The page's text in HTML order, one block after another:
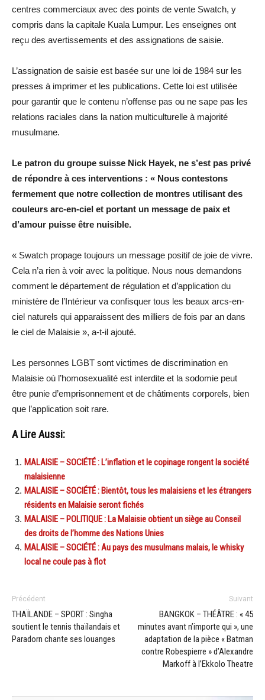
centres commerciaux avec des points de vente Swatch, y
compris dans la capitale Kuala Lumpur. Les enseignes ont
reçu des avertissements et des assignations de saisie.
L’assignation de saisie est basée sur une loi de 1984 sur les
presses à imprimer et les publications. Cette loi est utilisée
pour garantir que le contenu n’offense pas ou ne sape pas les
relations raciales dans la nation multiculturelle à majorité
musulmane.
Le patron du groupe suisse Nick Hayek, ne s’est pas privé
de répondre à ces interventions : « Nous contestons
fermement que notre collection de montres utilisant des
couleurs arc-en-ciel et portant un message de paix et
d’amour puisse être nuisible.
« Swatch propage toujours un message positif de joie de vivre.
Cela n’a rien à voir avec la politique. Nous nous demandons
comment le département de régulation et d’application du
ministère de l’Intérieur va confisquer tous les beaux arcs-en-
ciel naturels qui apparaissent des milliers de fois par an dans
le ciel de Malaisie », a-t-il ajouté.
Les personnes LGBT sont victimes de discrimination en
Malaisie où l’homosexualité est interdite et la sodomie peut
être punie d’emprisonnement et de châtiments corporels, bien
que l’application soit rare.
A Lire Aussi:
MALAISIE – SOCIÉTÉ : L’inflation et le copinage rongent la société
malaisienne
MALAISIE – SOCIÉTÉ : Bientôt, tous les malaisiens et les étrangers
résidents en Malaisie seront fichés
MALAISIE – POLITIQUE : La Malaisie obtient un siège au Conseil
des droits de l’homme des Nations Unies
MALAISIE – SOCIÉTÉ : Au pays des musulmans malais, le whisky
local ne coule pas à flot
Précédent
THAÏLANDE – SPORT : Singha
soutient le tennis thaïlandais et
Paradorn chante ses louanges
Suivant
BANGKOK – THÉÂTRE : « 45
minutes avant n’importe qui », une
adaptation de la pièce « Batman
contre Robespierre » d’Alexandre
Markoff à l’Ekkolo Theatre